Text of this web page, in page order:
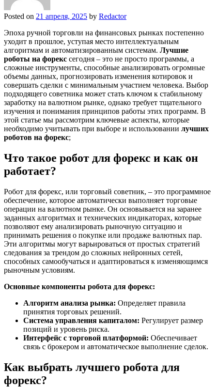
Posted on 21 апреля, 2025 by Redactor
Эпоха ручной торговли на финансовых рынках постепенно
уходит в прошлое, уступая место интеллектуальным
алгоритмам и автоматизированным системам. Лучшие
роботы на форекс сегодня – это не просто программы, а
сложные инструменты, способные анализировать огромные
объемы данных, прогнозировать изменения котировок и
совершать сделки с минимальным участием человека. Выбор
подходящего советника может стать ключом к стабильному
заработку на валютном рынке, однако требует тщательного
изучения и понимания принципов работы этих программ. В
этой статье мы рассмотрим ключевые аспекты, которые
необходимо учитывать при выборе и использовании лучших
роботов на форекс;
Что такое робот для форекс и как он
работает?
Робот для форекс, или торговый советник, – это программное
обеспечение, которое автоматически выполняет торговые
операции на валютном рынке. Он основывается на заранее
заданных алгоритмах и технических индикаторах, которые
позволяют ему анализировать рыночную ситуацию и
принимать решения о покупке или продаже валютных пар.
Эти алгоритмы могут варьироваться от простых стратегий
следования за трендом до сложных нейронных сетей,
способных самообучаться и адаптироваться к изменяющимся
рыночным условиям.
Основные компоненты робота для форекс:
Алгоритм анализа рынка: Определяет правила
принятия торговых решений.
Система управления капиталом: Регулирует размер
позиций и уровень риска.
Интерфейс с торговой платформой: Обеспечивает
связь с брокером и автоматическое выполнение сделок.
Как выбрать лучшего робота для
форекс?